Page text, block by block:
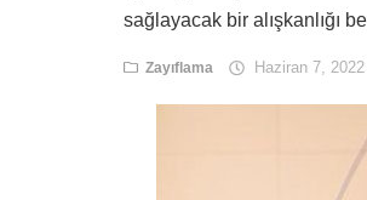
Rüya Tabirlerisağlayacak bir alışkanlığı
Zayıflama Haziran 7, 2022